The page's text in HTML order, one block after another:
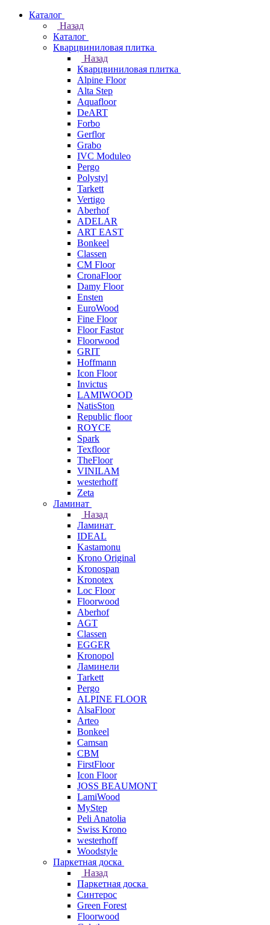
Каталог
Назад
Каталог
Кварцвиниловая плитка
Назад
Кварцвиниловая плитка
Alpine Floor
Alta Step
Aquafloor
DeART
Forbo
Gerflor
Grabo
IVC Moduleo
Pergo
Polystyl
Tarkett
Vertigo
Aberhof
ADELAR
ART EAST
Bonkeel
Classen
CM Floor
CronaFloor
Damy Floor
Ensten
EuroWood
Fine Floor
Floor Fastor
Floorwood
GRIT
Hoffmann
Icon Floor
Invictus
LAMIWOOD
NatisSton
Republic floor
ROYCE
Spark
Texfloor
TheFloor
VINILAM
westerhoff
Zeta
Ламинат
Назад
Ламинат
IDEAL
Kastamonu
Krono Original
Kronospan
Kronotex
Loc Floor
Floorwood
Aberhof
AGT
Classen
EGGER
Kronopol
Ламинели
Tarkett
Pergo
ALPINE FLOOR
AlsaFloor
Arteo
Bonkeel
Camsan
CBM
FirstFloor
Icon Floor
JOSS BEAUMONT
LamiWood
MyStep
Peli Anatolia
Swiss Krono
westerhoff
Woodstyle
Паркетная доска
Назад
Паркетная доска
Синтерос
Green Forest
Floorwood